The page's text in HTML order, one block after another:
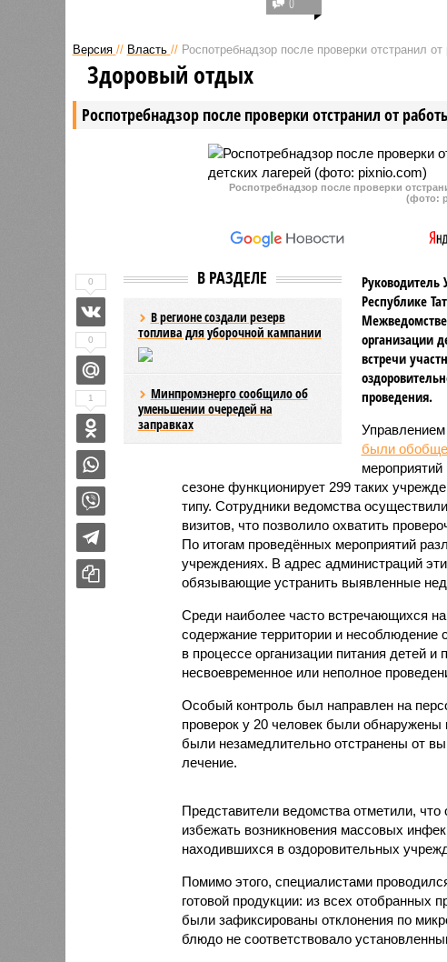
республиканского оперативного
о снятии действовавшего ранее
запрета на реализацию топлива в
канистры. Руководитель региона
Олег Николаев отметил, что
смазочных материалов начинает
выравниваться, а объёмы
запасов нефтепродуктов
ограничений
уже в сентябре.
Версия // Власть // Роспотребнадзор после проверки отстранил
Роспотребнадзор после проверки отстранил от
Здоровый отдых
Роспотребнадзор после проверки
(фото:
В РАЗДЕЛЕ
В регионе создали резерв
топлива для уборочной кампании
Минпромэнерго сообщило об
уменьшении очередей на
заправках
Руководитель
Республике
организации
встречи
проведения.
Управлением
были
сезоне функционирует 299 таких
типу. Сотрудники ведомства
визитов, что позволило охватить
По итогам проведённых мероприятий
учреждениях. В адрес администраций
обязывающие устранить выявленные
Среди наиболее часто встречающихся
содержание территории и несоблюдение
в процессе организации питания детей
несвоевременное или неполное
Особый контроль был направлен на
проверок у 20 человек были
были незамедлительно отстранены от
лечение.
Представители ведомства отметили,
избежать возникновения массовых
находившихся в оздоровительных
Помимо этого, специалистами
готовой продукции: из всех отобранных
были зафиксированы отклонения по
блюдо не соответствовало
0
0
1